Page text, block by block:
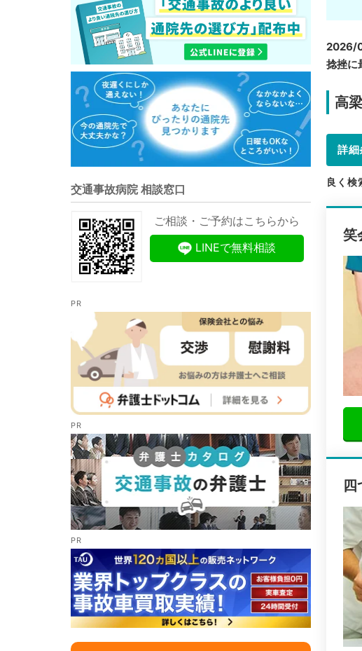
交通事故病院 相談窓口
ご相談・ご予約はこちらから
LINEで無料相談
2026/
捻挫に
高
詳細
良く検
笑
四